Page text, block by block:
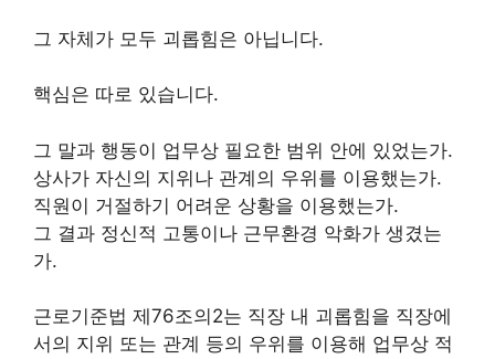
그 자체가 모두 괴롭힘은 아닙니다.
핵심은 따로 있습니다.
그 말과 행동이 업무상 필요한 범위 안에 있었는가.
상사가 자신의 지위나 관계의 우위를 이용했는가.
직원이 거절하기 어려운 상황을 이용했는가.
그 결과 정신적 고통이나 근무환경 악화가 생겼는
가.
근로기준법 제76조의2는 직장 내 괴롭힘을 직장에
서의 지위 또는 관계 등의 우위를 이용해 업무상 적